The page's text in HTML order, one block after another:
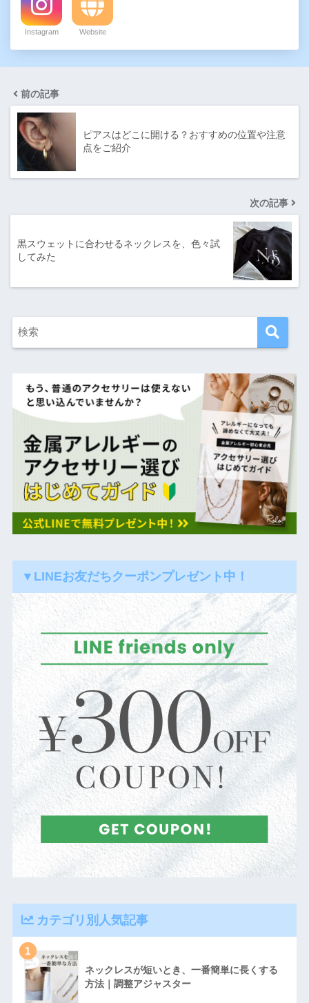
Instagram Website
前の記事
ピアスはどこに開ける？おすすめの位置や注意
点をご紹介
次の記事
黒スウェットに合わせるネックレスを、色々試
してみた
▼LINEお友だちクーポンプレゼント中！
カテゴリ別人気記事
1
ネックレスが短いとき、一番簡単に長くする
方法｜調整アジャスター